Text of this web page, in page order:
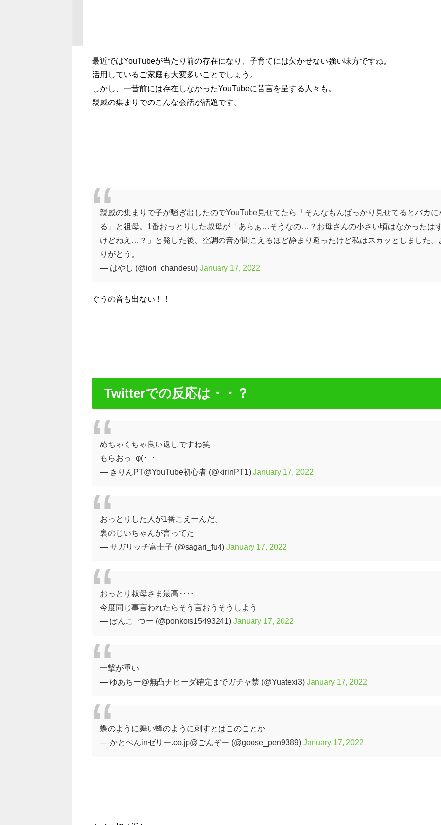
最近ではYouTubeが当たり前の存在になり、子育てには欠かせない強い味方ですね。
活用しているご家庭も大変多いことでしょう。
しかし、一昔前には存在しなかったYouTubeに苦言を呈する人々も。
親戚の集まりでのこんな会話が話題です。
親戚の集まりで子が騒ぎ出したのでYouTube見せてたら「そんなもんばっかり見せてるとバカに
る」と祖母。1番おっとりした叔母が「あらぁ…そうなの…？お母さんの小さい頃はなかったは
けどねえ…？」と発した後、空調の音が聞こえるほど静まり返ったけど私はスカッとしました。
りがとう。
— はやし (@iori_chandesu) January 17, 2022
ぐうの音も出ない！！
Twitterでの反応は・・？
めちゃくちゃ良い返しですね笑
もらおっ_φ(･_･
— きりんPT@YouTube初心者 (@kirinPT1) January 17, 2022
おっとりした人が1番こえーんだ。
裏のじいちゃんが言ってた
— サガリッチ富士子 (@sagari_fu4) January 17, 2022
おっとり叔母さま最高‥‥
今度同じ事言われたらそう言おうそうしよう
— ぽんこ_つー (@ponkots15493241) January 17, 2022
一撃が重い
— ゆあちー@無凸ナヒーダ確定までガチャ禁 (@Yuatexi3) January 17, 2022
蝶のように舞い蜂のように刺すとはこのことか
— かとぺんinゼリー.co.jp@ごんぞー (@goose_pen9389) January 17, 2022